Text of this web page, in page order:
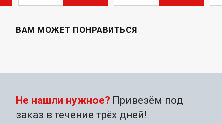
ВАМ МОЖЕТ ПОНРАВИТЬСЯ
Не нашли нужное? Привезём под
заказ в течение трёх дней!